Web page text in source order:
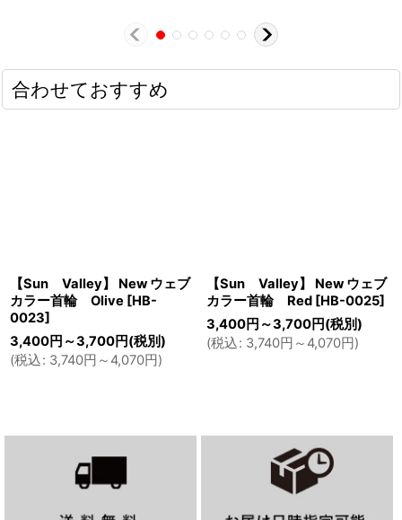
合わせておすすめ
【Sun Valley】 New ウェブ
カラー首輪 Olive [HB-
0023]
3,400円 ～3,700円(税別)
(税込: 3,740円 ～4,070円 )
【Sun Valley】 New ウェブ
カラー首輪 Red [HB-0025]
3,400円 ～3,700円(税別)
(税込: 3,740円 ～4,070円 )